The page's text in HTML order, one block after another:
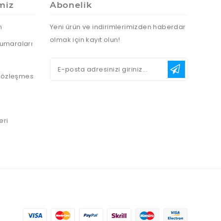
Abonelik
Yeni ürün ve indirimlerimizden haberdar
olmak için kayıt olun!